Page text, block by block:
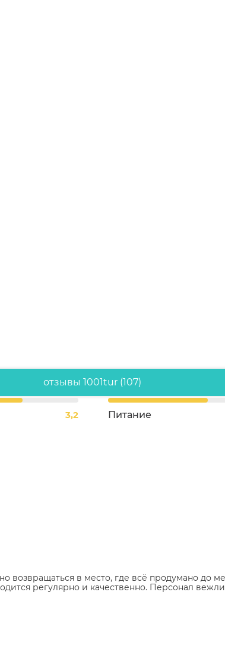
отзывы 1001tur (107)
3,2 Питание
возвращаться в место, где всё продумано до
регулярно и качественно. Персонал